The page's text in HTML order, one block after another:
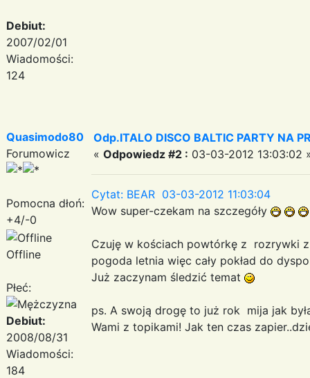
Debiut:
2007/02/01
Wiadomości:
124
Quasimodo80
Forumowicz
Pomocna dłoń:
+4/-0
Offline
Płeć:
Debiut:
2008/08/31
Wiadomości:
184
Odp.ITALO DISCO BALTIC PARTY NA
« Odpowiedz #2 : 03-03-2012 13:03:02
Cytat: BEAR 03-03-2012 11:03:04
Wow super-czekam na szczegóły
Czuję w kościach powtórkę z rozrywki z
pogoda letnia więc cały pokład do
Już zaczynam śledzić temat
ps. A swoją drogę to już rok mija jak
Wami z topikami! Jak ten czas